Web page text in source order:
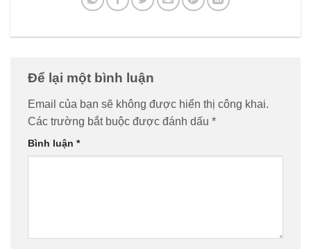
Để lại một bình luận
Email của bạn sẽ không được hiển thị công khai.
Các trường bắt buộc được đánh dấu *
Bình luận *